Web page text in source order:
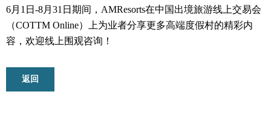
6月1日-8月31日期间，AMResorts在中国出境旅游线上交易会
（COTTM Online）上为业者分享更多高端度假村的精彩内
容，欢迎线上围观咨询！
返回